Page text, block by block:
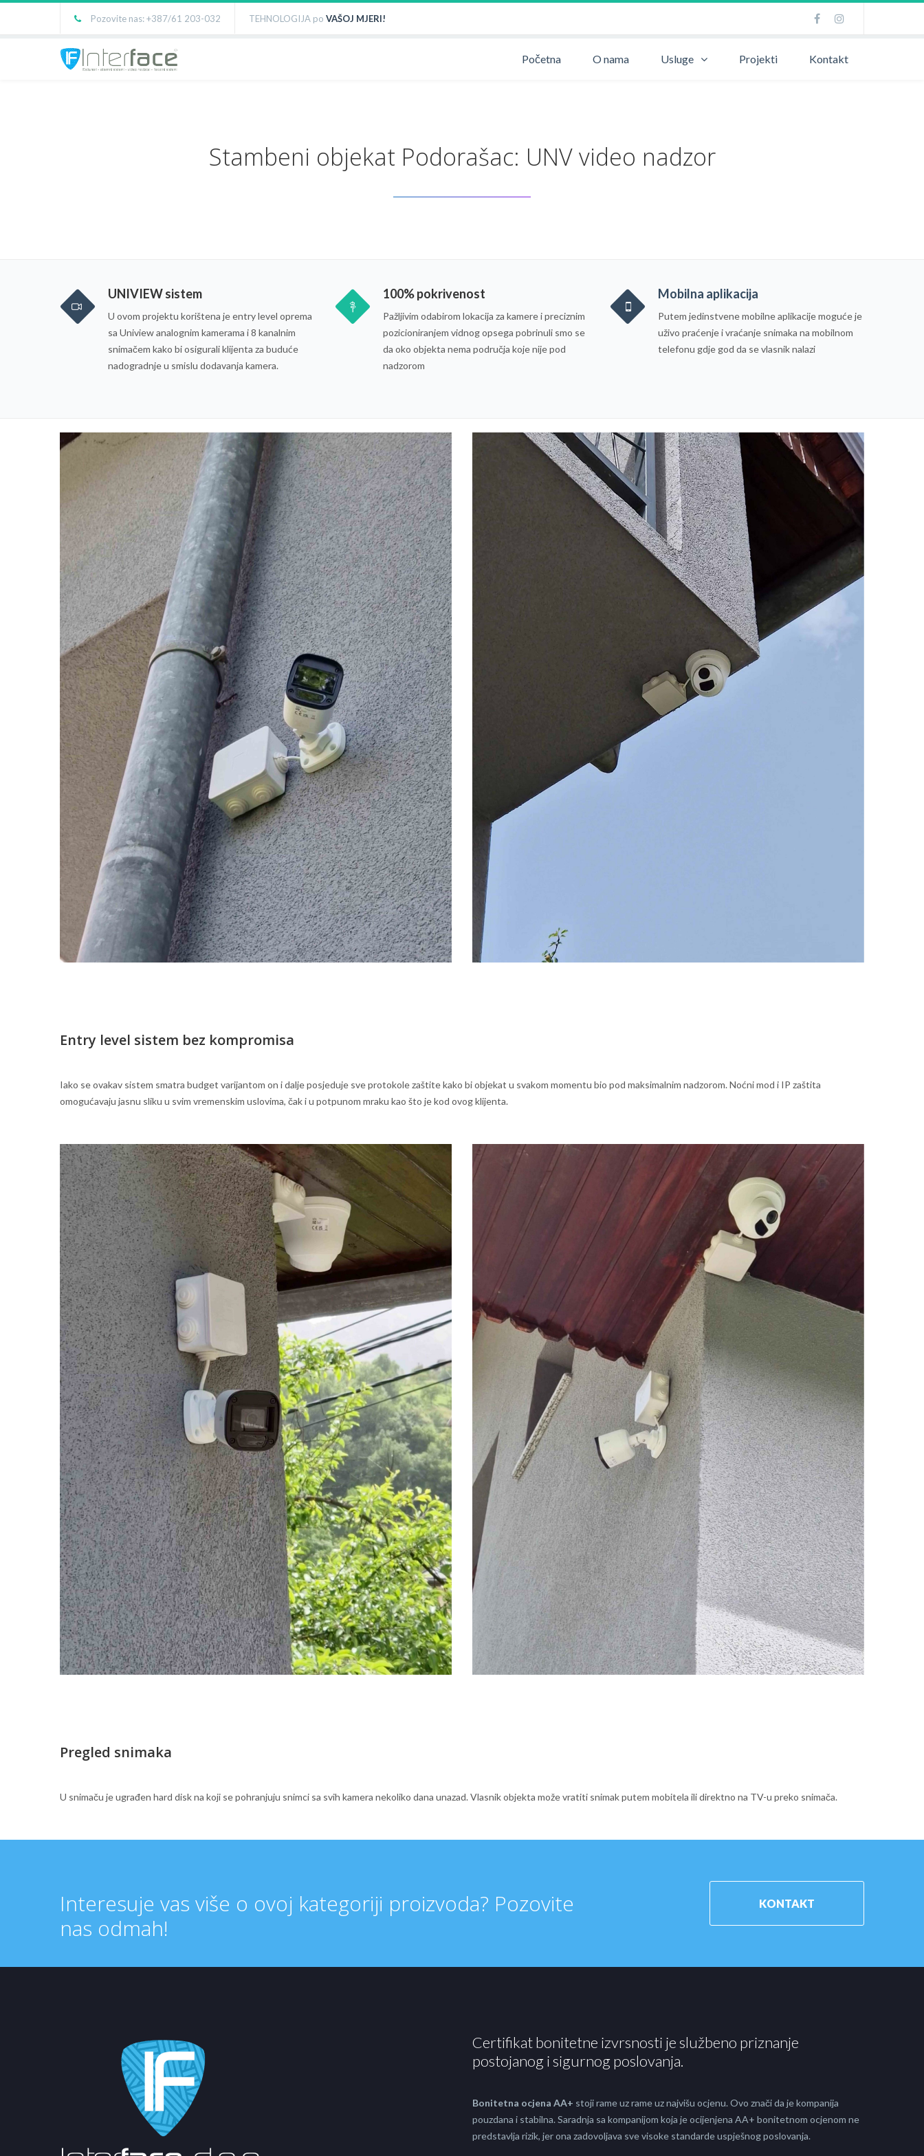
Pozovite nas: +387/61 203-032 TEHNOLOGIJA po VAŠOJ MJERI!
Početna O nama Usluge Projekti Kontakt
Stambeni objekat Podorašac: UNV video nadzor
UNIVIEW sistem
U ovom projektu korištena je entry level oprema
sa Uniview analognim kamerama i 8 kanalnim
snimačem kako bi osigurali klijenta za buduće
nadogradnje u smislu dodavanja kamera.
100% pokrivenost
Pažljivim odabirom lokacija za kamere i preciznim
pozicioniranjem vidnog opsega pobrinuli smo se
da oko objekta nema područja koje nije pod
nadzorom
Mobilna aplikacija
Putem jedinstvene mobilne aplikacije moguće je
uživo praćenje i vraćanje snimaka na mobilnom
telefonu gdje god da se vlasnik nalazi
Entry level sistem bez kompromisa
Iako se ovakav sistem smatra budget varijantom on i dalje posjeduje sve protokole zaštite kako bi objekat u svakom momentu bio pod maksimalnim nadzorom. Noćni mod i IP zaštita
omogućavaju jasnu sliku u svim vremenskim uslovima, čak i u potpunom mraku kao što je kod ovog klijenta.
Pregled snimaka
U snimaču je ugrađen hard disk na koji se pohranjuju snimci sa svih kamera nekoliko dana unazad. Vlasnik objekta može vratiti snimak putem mobitela ili direktno na TV-u preko snimača.
Interesuje vas više o ovoj kategoriji proizvoda? Pozovite
nas odmah!
KONTAKT
Certifikat bonitetne izvrsnosti je službeno priznanje
postojanog i sigurnog poslovanja.
Bonitetna ocjena AA+ stoji rame uz rame uz najvišu ocjenu. Ovo znači da je kompanija
pouzdana i stabilna. Saradnja sa kompanijom koja je ocijenjena AA+ bonitetnom ocjenom ne
predstavlja rizik, jer ona zadovoljava sve visoke standarde uspješnog poslovanja.